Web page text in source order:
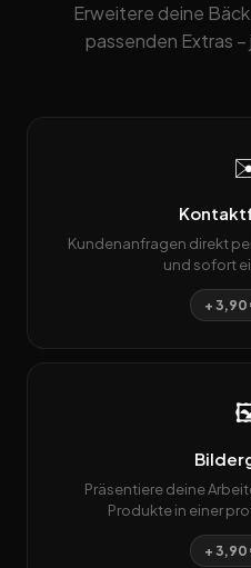
Erweitere deine
passenden Extras
Kundenanfragen direkt
und sofort
+
Präsentiere deine
Produkte in einer
+